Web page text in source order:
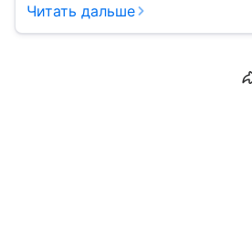
Читать дальше